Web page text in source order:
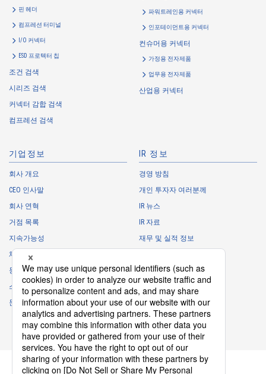
・
To inform the Customers, etc. of The Company’s products
・
To provide campaigns and events for the Customers, etc.
・
To improve customer service, including market research, data
analysis, and the planning and development of products and
To control the data of the Customers, etc.
To manage the progress of transactions with the Customers
・
To conduct questionnaires to the Customers, etc.
・
To respond to the inquiries from the Customers, etc.
Personal information of other companies, organizations, government
agency clients and business partners
・
To respond to inquiries, business negotiations, meetings, etc.
necessary for business and communication
・
For the performance of contracts or management of business
・
For requesting cooperation in questionnaire surveys, etc.
・
To report and notify government agencies and industry
associations
Shareholder personal information
・
For management of shareholders based on laws and regulations
・
To contact and deliver documents to shareholders
Personal information of job applicants
핀 헤더
컴프레션 터미널
I/O 커넥터
ESD 프로텍터 칩
조건 검색
시리즈 검색
커넥터 감합 검색
컴프레션 검색
파워트레인용 커넥터
인포테이먼트용 커넥터
컨슈머용 커넥터
가정용 전자제품
업무용 전자제품
산업용 커넥터
기업정보
회사 개요
CEO 인사말
회사 연혁
거점 목록
지속가능성
채용 정보
동아리
스폰서 활동
문의
IR 정보
경영 방침
개인 투자자 여러분께
IR 뉴스
IR 자료
재무 및 실적 정보
IR 캘린더
IR에 관한 자주 하는 질문
IR 정책
면책사항